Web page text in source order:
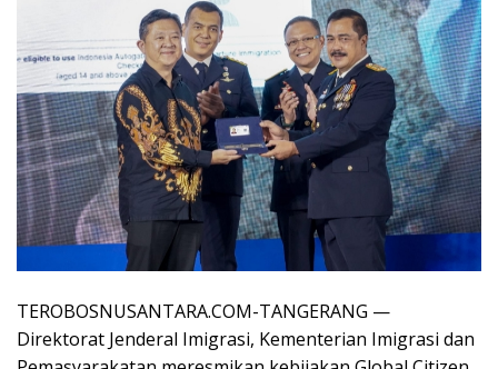
TEROBOSNUSANTARA.COM-TANGERANG —
Direktorat Jenderal Imigrasi, Kementerian Imigrasi dan